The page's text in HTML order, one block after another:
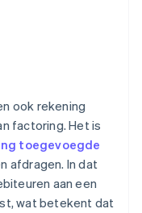
ook rekening
factoring. Het is
toegevoegde
afdragen. In dat
aan een
wat betekent dat